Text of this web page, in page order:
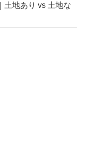
土地あり vs 土地な